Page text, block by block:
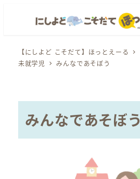
【にしよど こそだて】ほっとえーる
未就学児
みんなであそぼう
みんなであそぼう